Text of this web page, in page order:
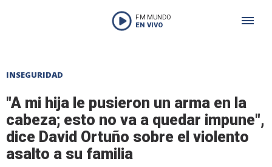
FM MUNDO
EN VIVO
INSEGURIDAD
"A mi hija le pusieron un arma en la
cabeza; esto no va a quedar impune",
dice David Ortuño sobre el violento
asalto a su familia